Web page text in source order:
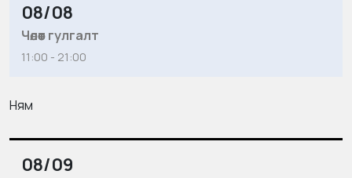
08/08
Чөлөөт гулгалт
11:00 - 21:00
Ням
08/09